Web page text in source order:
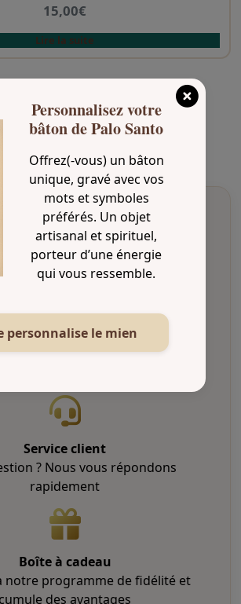
15,00€
Lire la suite
Livraison soignée
et emballage protégé
Paiement sécurisé
Service client
? Nous vous répondons
rapidement
Boîte à cadeau
notre programme de fidélité et
cumule des avantages
Personnalisez votre
bâton de Palo Santo
Offrez(-vous) un bâton
unique, gravé avec vos
mots et symboles
préférés. Un objet
artisanal et spirituel,
porteur d’une énergie
qui vous ressemble.
personnalise le mien